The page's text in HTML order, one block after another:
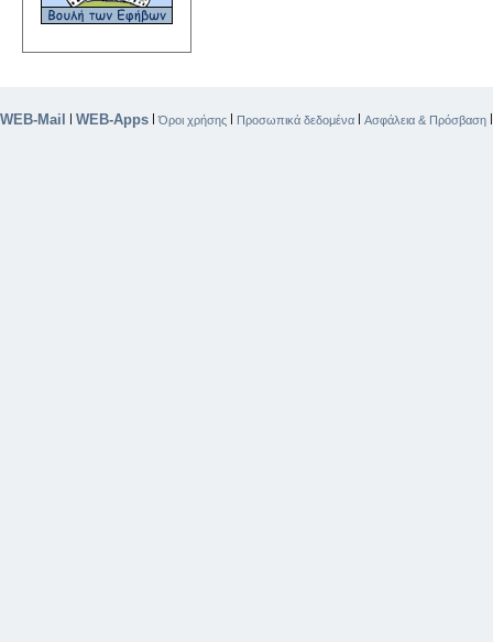
WEB-Mail WEB-Apps |Όροι χρήσης Προσωπικά δεδομένα Ασφάλεια & Πρόσβαση